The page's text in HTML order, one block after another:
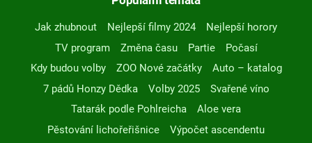
Jak zhubnout Nejlepší filmy 2024
Nejlepší horory
TV program
Změna času Partie
Počasí
Kdy budou volby
ZOO Nové začátky
Auto – katalog
7 pádů Honzy Dědka
Volby 2025
Svařené víno
Tatarák podle Pohlreicha
Aloe vera
Pěstování lichořeřišnice
Výpočet ascendentu